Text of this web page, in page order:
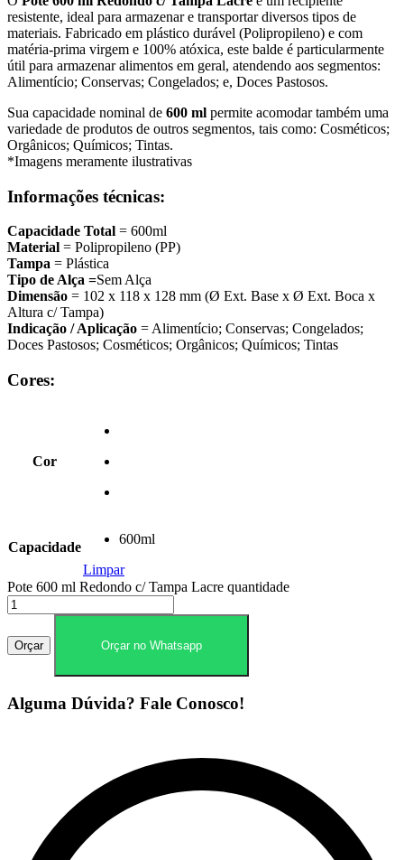
resistente, ideal para armazenar e transportar diversos tipos de
materiais. Fabricado em plástico durável (Polipropileno) e com
matéria-prima virgem e 100% atóxica, este balde é particularmente
útil para armazenaralimentos em geral, atendendo aos segmentos:
Alimentício; Conservas; Congelados; e, Doces Pastosos.
Sua capacidade nominal de 600 ml permite acomodar também uma
variedade de produtos de outros segmentos, tais como: Cosméticos;
Orgânicos; Químicos; Tintas.
*Imagens meramente ilustrativas
Informações técnicas:
Capacidade Total = 600ml
Material = Polipropileno (PP)
Tampa = Plástica
Tipo de Alça =Sem Alça
Dimensão = 102 x 118 x 128 mm (Ø Ext. Base x Ø Ext. Boca x
Altura c/ Tampa)
Indicação / Aplicação = Alimentício; Conservas; Congelados;
Doces Pastosos; Cosméticos; Orgânicos; Químicos; Tintas
Cores:
Cor
Capacidade
600ml
Limpar
Pote 600 ml Redondo c/ Tampa Lacre quantidade
Orçar Orçar no Whatsapp
Alguma Dúvida? Fale Conosco!